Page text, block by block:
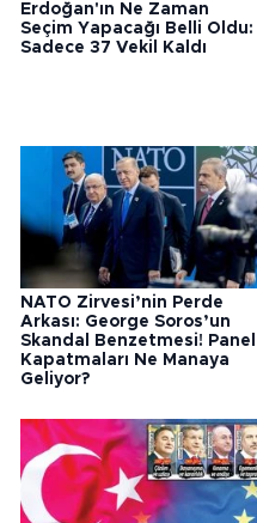
Erdoğan'ın Ne Zaman
Seçim Yapacağı Belli Oldu:
Sadece 37 Vekil Kaldı
NATO Zirvesi’nin Perde
Arkası: George Soros’un
Skandal Benzetmesi! Panel
Kapatmaları Ne Manaya
Geliyor?